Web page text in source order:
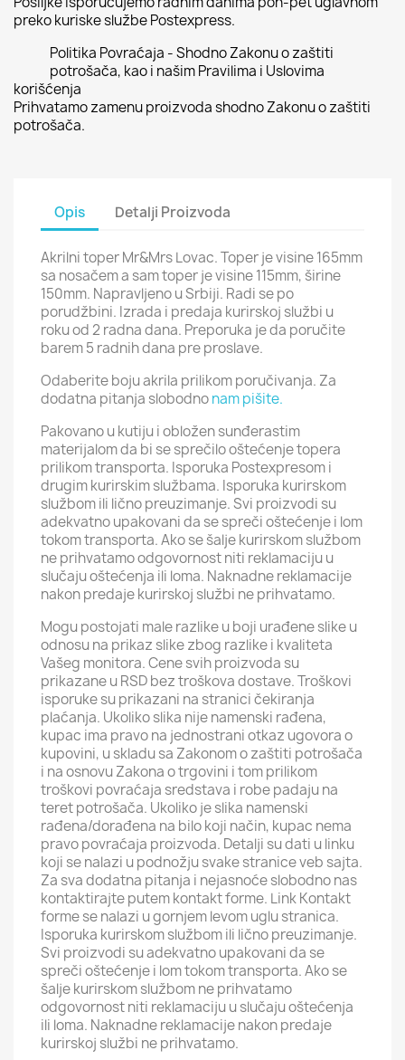
preko kuriske službe Postexpress.
Politika Povraćaja - Shodno Zakonu o zaštiti
potrošača, kao i našim Pravilima i Uslovima
korišćenja
Prihvatamo zamenu proizvoda shodno Zakonu o zaštiti
potrošača.
Opis Detalji Proizvoda
Akrilni toper Mr&Mrs Lovac. Toper je visine 165mm
sa nosačem a sam toper je visine 115mm, širine
150mm. Napravljeno u Srbiji. Radi se po
porudžbini. Izrada i predaja kurirskoj službi u
roku od 2 radna dana. Preporuka je da poručite
barem 5 radnih dana pre proslave.
Odaberite boju akrila prilikom poručivanja. Za
dodatna pitanja slobodnonam pišite.
Pakovano u kutiju i obložen sunđerastim
materijalom da bi se sprečilo oštećenje topera
prilikom transporta. Isporuka Postexpresom i
drugim kurirskim službama. Isporuka kurirskom
službom ili lično preuzimanje. Svi proizvodi su
adekvatno upakovani da se spreči oštećenje i lom
tokom transporta. Ako se šalje kurirskom službom
ne prihvatamo odgovornost niti reklamaciju u
slučaju oštećenja ili loma. Naknadne reklamacije
nakon predaje kurirskoj službi ne prihvatamo.
Mogu postojati male razlike u boji urađene slike u
odnosu na prikaz slike zbog razlike i kvaliteta
Vašeg monitora. Cene svih proizvoda su
prikazane u RSD bez troškova dostave. Troškovi
isporuke su prikazani na stranici čekiranja
plaćanja. Ukoliko slika nije namenski rađena,
kupac ima pravo na jednostrani otkaz ugovora o
kupovini, u skladu sa Zakonom o zaštiti potrošača
i na osnovu Zakona o trgovini i tom prilikom
troškovi povraćaja sredstava i robe padaju na
teret potrošača. Ukoliko je slika namenski
rađena/dorađena na bilo koji način, kupac nema
pravo povraćaja proizvoda. Detalji su dati u linku
koji se nalazi u podnožju svake stranice veb sajta.
Za sva dodatna pitanja i nejasnoće slobodno nas
kontaktirajte putem kontakt forme. Link Kontakt
forme se nalazi u gornjem levom uglu stranica.
Isporuka kurirskom službom ili lično preuzimanje.
Svi proizvodi su adekvatno upakovani da se
spreči oštećenje i lom tokom transporta. Ako se
šalje kurirskom službom ne prihvatamo
odgovornost niti reklamaciju u slučaju oštećenja
ili loma. Naknadne reklamacije nakon predaje
kurirskoj službi ne prihvatamo.